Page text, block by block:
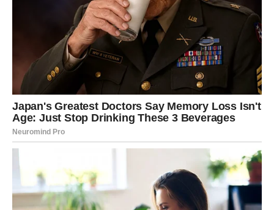
Karmički ciklus u kojem si davao sebe do iscrpljenosti
sada se zatvara. Više ne ostaješ tamo gde te ne čuju. Više
ne opravdavaš ponašanja koja te povređuju. Ako se neko
iz prošlosti pojavi, to više nije iskušenje – to je podsetnik
koliko si porastao.
Ti više ne spašavaš.
Tibiraš.
U ljubavi su Ribe često idealizovale. Voleo si sliku,
potencijal, ono što bi moglo biti – ponekad više nego ono